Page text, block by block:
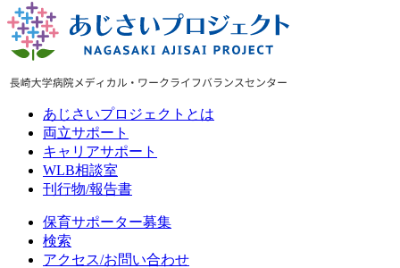
あじさいプロジェクトとは
両立サポート
キャリアサポート
WLB相談室
刊行物/報告書
保育サポーター募集
検索
アクセス/お問い合わせ